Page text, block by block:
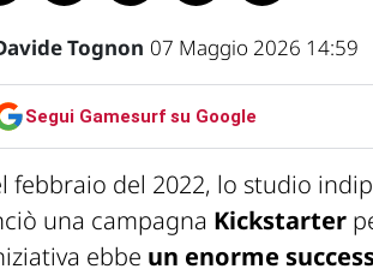
Tognon 07 Maggio 2026 14:59
Segui Gamesurf su Google
febbraio del 2022, lo studio
una campagna Kickstarter
ebbe un enorme